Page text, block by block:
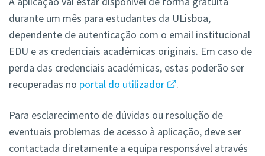
durante um mês para estudantes da ULisboa,
dependente de autenticação com o email institucional
EDU e as credenciais académicas originais. Em caso de
perda das credenciais académicas, estas poderão ser
recuperadas no portal do utilizador .
Para esclarecimento de dúvidas ou resolução de
eventuais problemas de acesso à aplicação, deve ser
contactada diretamente a equipa responsável através